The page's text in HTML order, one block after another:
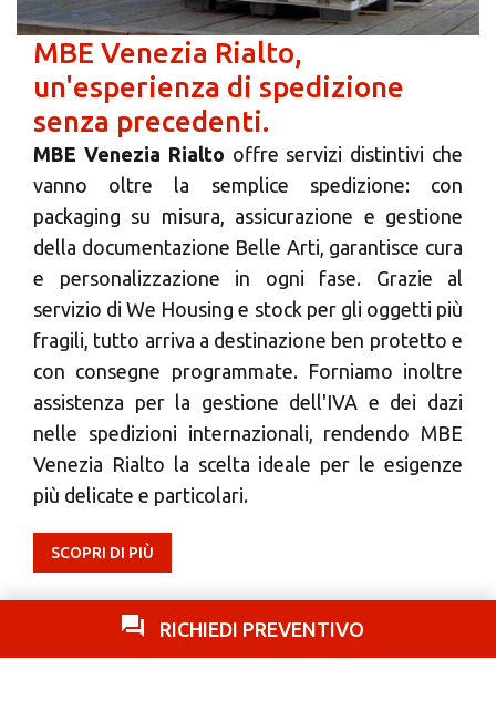
RICHIEDI PREVENTIVO
MBE Venezia Rialto,
un'esperienza di spedizione
senza precedenti.
MBE Venezia Rialto offre servizi distintivi che
vanno oltre la semplice spedizione: con
packaging su misura, assicurazione e gestione
della documentazione Belle Arti, garantisce cura
e personalizzazione in ogni fase. Grazie al
servizio di We Housing e stock per gli oggetti più
fragili, tutto arriva a destinazione ben protetto e
con consegne programmate. Forniamo inoltre
assistenza per la gestione dell'IVA e dei dazi
nelle spedizioni internazionali, rendendo MBE
Venezia Rialto la scelta ideale per le esigenze
più delicate e particolari.
SCOPRI DI PIÙ